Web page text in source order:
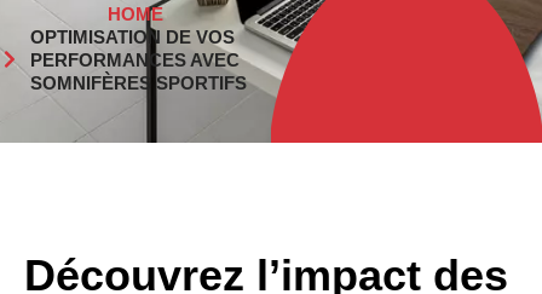
HOME
OPTIMISATION DE VOS
PERFORMANCES AVEC
SOMNIFÈRES SPORTIFS
Découvrez l’impact des